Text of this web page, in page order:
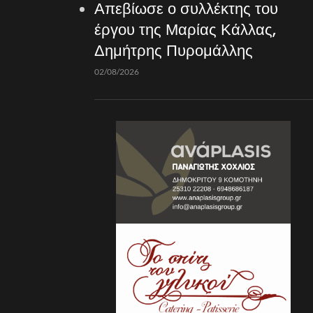
Απεβίωσε ο συλλέκτης του
έργου της Μαρίας Κάλλας,
Δημήτρης Πυρομάλλης
02/08/2026